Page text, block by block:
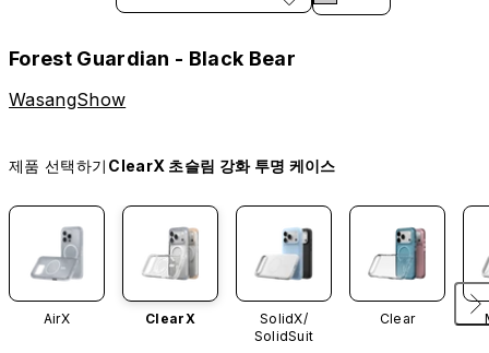
Forest Guardian - Black Bear
WasangShow
제품 선택하기 ClearX 초슬림 강화 투명 케이스
AirX ClearX
SolidX/
SolidSuit
Clear